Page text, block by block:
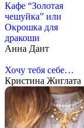
Кафе “Золотая
чешуйка” или
Окрошка для
дракоши
Анна Дант
Хочу тебя себе…
Кристина Жиглата